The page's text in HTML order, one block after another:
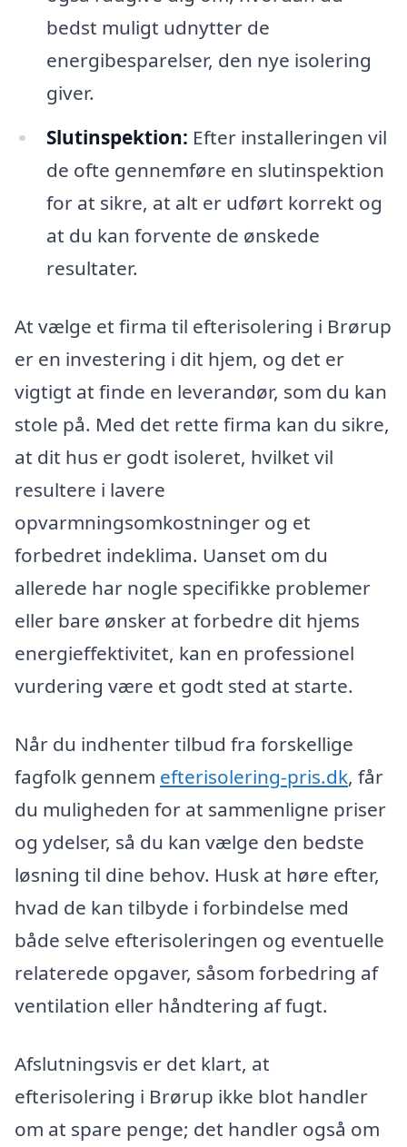
bedst muligt udnytter de
energibesparelser, den nye isolering
giver.
Slutinspektion: Efter installeringen vil
de ofte gennemføre en slutinspektion
for at sikre, at alt er udført korrekt og
at du kan forvente de ønskede
resultater.
At vælge et firma til efterisolering i Brørup
er en investering i dit hjem, og det er
vigtigt at finde en leverandør, som du kan
stole på. Med det rette firma kan du sikre,
at dit hus er godt isoleret, hvilket vil
resultere i lavere
opvarmningsomkostninger og et
forbedret indeklima. Uanset om du
allerede har nogle specifikke problemer
eller bare ønsker at forbedre dit hjems
energieffektivitet, kan en professionel
vurdering være et godt sted at starte.
Når du indhenter tilbud fra forskellige
fagfolk gennem efterisolering-pris.dk, får
du muligheden for at sammenligne priser
og ydelser, så du kan vælge den bedste
løsning til dine behov. Husk at høre efter,
hvad de kan tilbyde i forbindelse med
både selve efterisoleringen og eventuelle
relaterede opgaver, såsom forbedring af
ventilation eller håndtering af fugt.
Afslutningsvis er det klart, at
efterisolering i Brørup ikke blot handler
om at spare penge; det handler også om